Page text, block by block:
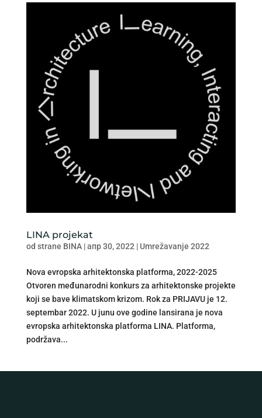
LINA projekat
od strane BINA|апр 30, 2022 | Umrežavanje 2022
Nova evropska arhitektonska platforma, 2022-2025
Otvoren međunarodni konkurs za arhitektonske projekte
koji se bave klimatskom krizom. Rok za PRIJAVU je 12.
septembar 2022. U junu ove godine lansirana je nova
evropska arhitektonska platforma LINA. Platforma,
podržava...